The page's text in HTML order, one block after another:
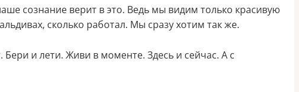
сознание верит в это. Ведь мы видим только красивую
сколько работал. Мы сразу хотим так же.
и лети. Живи в моменте. Здесь и сейчас. А с